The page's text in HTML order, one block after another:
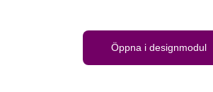
Öppna i designmodul